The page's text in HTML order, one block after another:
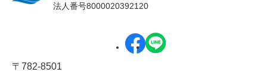
法人番号8000020392120
〒782-8501